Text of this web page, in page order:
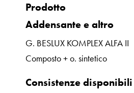
Prodotto
Addensante e altro
G. BESLUX KOMPLEX ALFA II
Composto + o. sintetico
Consistenze disponibili